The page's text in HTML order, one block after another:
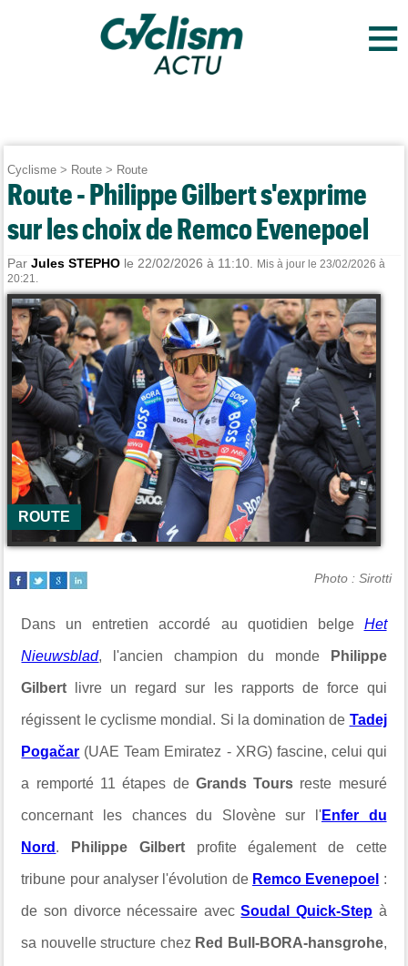
≡
Cyclisme > Route > Route
Route - Philippe Gilbert s'exprime
sur les choix de Remco Evenepoel
ParJules STEPHO le 22/02/2026 à 11:10.
Mis à jour le 23/02/2026 à
20:21.
ROUTE
Photo : Sirotti
Dans un entretien accordé au quotidien belge Het
Nieuwsblad, l'ancien champion du monde Philippe
Gilbert livre un regard sur les rapports de force qui
régissent le cyclisme mondial. Si la domination de Tadej
Pogačar (UAE Team Emiratez - XRG) fascine, celui qui
a remporté 11 étapes de Grands Tours reste mesuré
concernant les chances du Slovène sur l'Enfer du
Nord . Philippe Gilbertprofite également de cette
tribune pour analyser l'évolution de Remco Evenepoel :
de son divorce nécessaire avecSoudal Quick-Stepà
sa nouvelle structure chez Red Bull-BORA-hansgrohe,